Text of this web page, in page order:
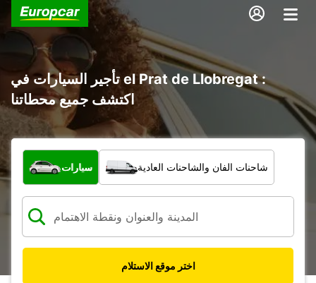
تأجير السيارات في el Prat de Llobregat :
اكتشف جميع محطاتنا
ما نوع المركبة؟
سيارات شاحنات الفان والشاحنات العادية
اختر موقع الاستلام